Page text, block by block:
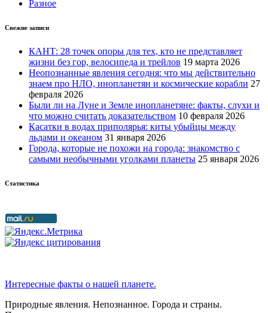
Разное
Свежие записи
КАНТ: 28 точек опоры для тех, кто не представляет
жизни без гор, велосипеда и трейлов 19 марта 2026
Неопознанные явления сегодня: что мы действительно
знаем про НЛО, инопланетян и космические корабли 27
февраля 2026
Были ли на Луне и Земле инопланетяне: факты, слухи и
что можно считать доказательством 10 февраля 2026
Касатки в водах приполярья: киты убыйцы между
льдами и океаном 31 января 2026
Города, которые не похожи на города: знакомство с
самыми необычными уголками планеты 25 января 2026
Статистика
Интересные факты о нашей планете.
Природные явления. Непознанное. Города и страны.